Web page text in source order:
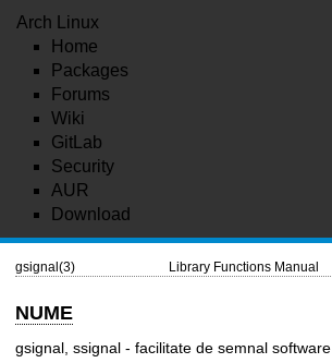
Arch Linux
Home
Packages
Forums
Wiki
GitLab
Security
AUR
Download
gsignal(3) Library Functions Manual
NUME
gsignal, ssignal - facilitate de semnal software